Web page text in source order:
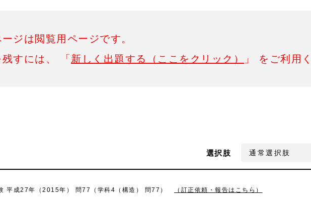
ジは閲覧用ページです。
すには、 「 新しく出題する（ここをクリック） 」 をご利用
選択肢
平成27年（2015年） 問77（学科4（構造） 問77） （訂正依頼・報告はこちら）